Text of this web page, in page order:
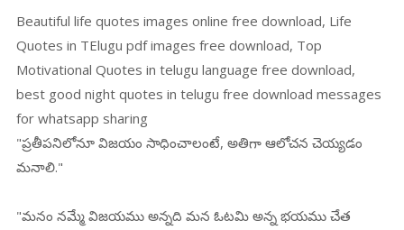
Beautiful life quotes images online free download, Life
Quotes in TElugu pdf images free download, Top
Motivational Quotes in telugu language free download,
best good night quotes in telugu free download messages
for whatsapp sharing
"ప్రతీపనిలోనూ విజయం సాధించాలంటే, అతిగా ఆలోచన చెయ్యడం
మనాలి."
"మనం నమ్మే విజయము అన్నది మన ఓటమి అన్న భయము చేత